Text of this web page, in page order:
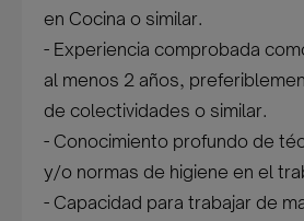
en Cocina o similar.
- Experiencia comprobada
al menos 2 años,
de colectividades o similar.
- Conocimiento profundo de
y/o normas de higiene en el
- Capacidad para trabajar de